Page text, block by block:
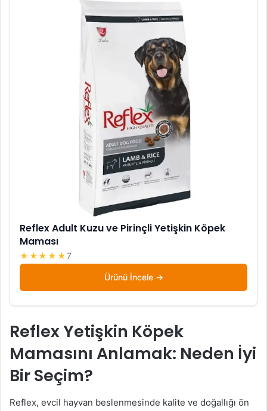
Reflex Adult Kuzu ve Pirinçli Yetişkin Köpek
Maması
★★★★★7
Ürünü İncele
Reflex Yetişkin Köpek
Mamasını Anlamak: Neden İyi
Bir Seçim?
Reflex, evcil hayvan beslenmesinde kalite ve doğallığı ön